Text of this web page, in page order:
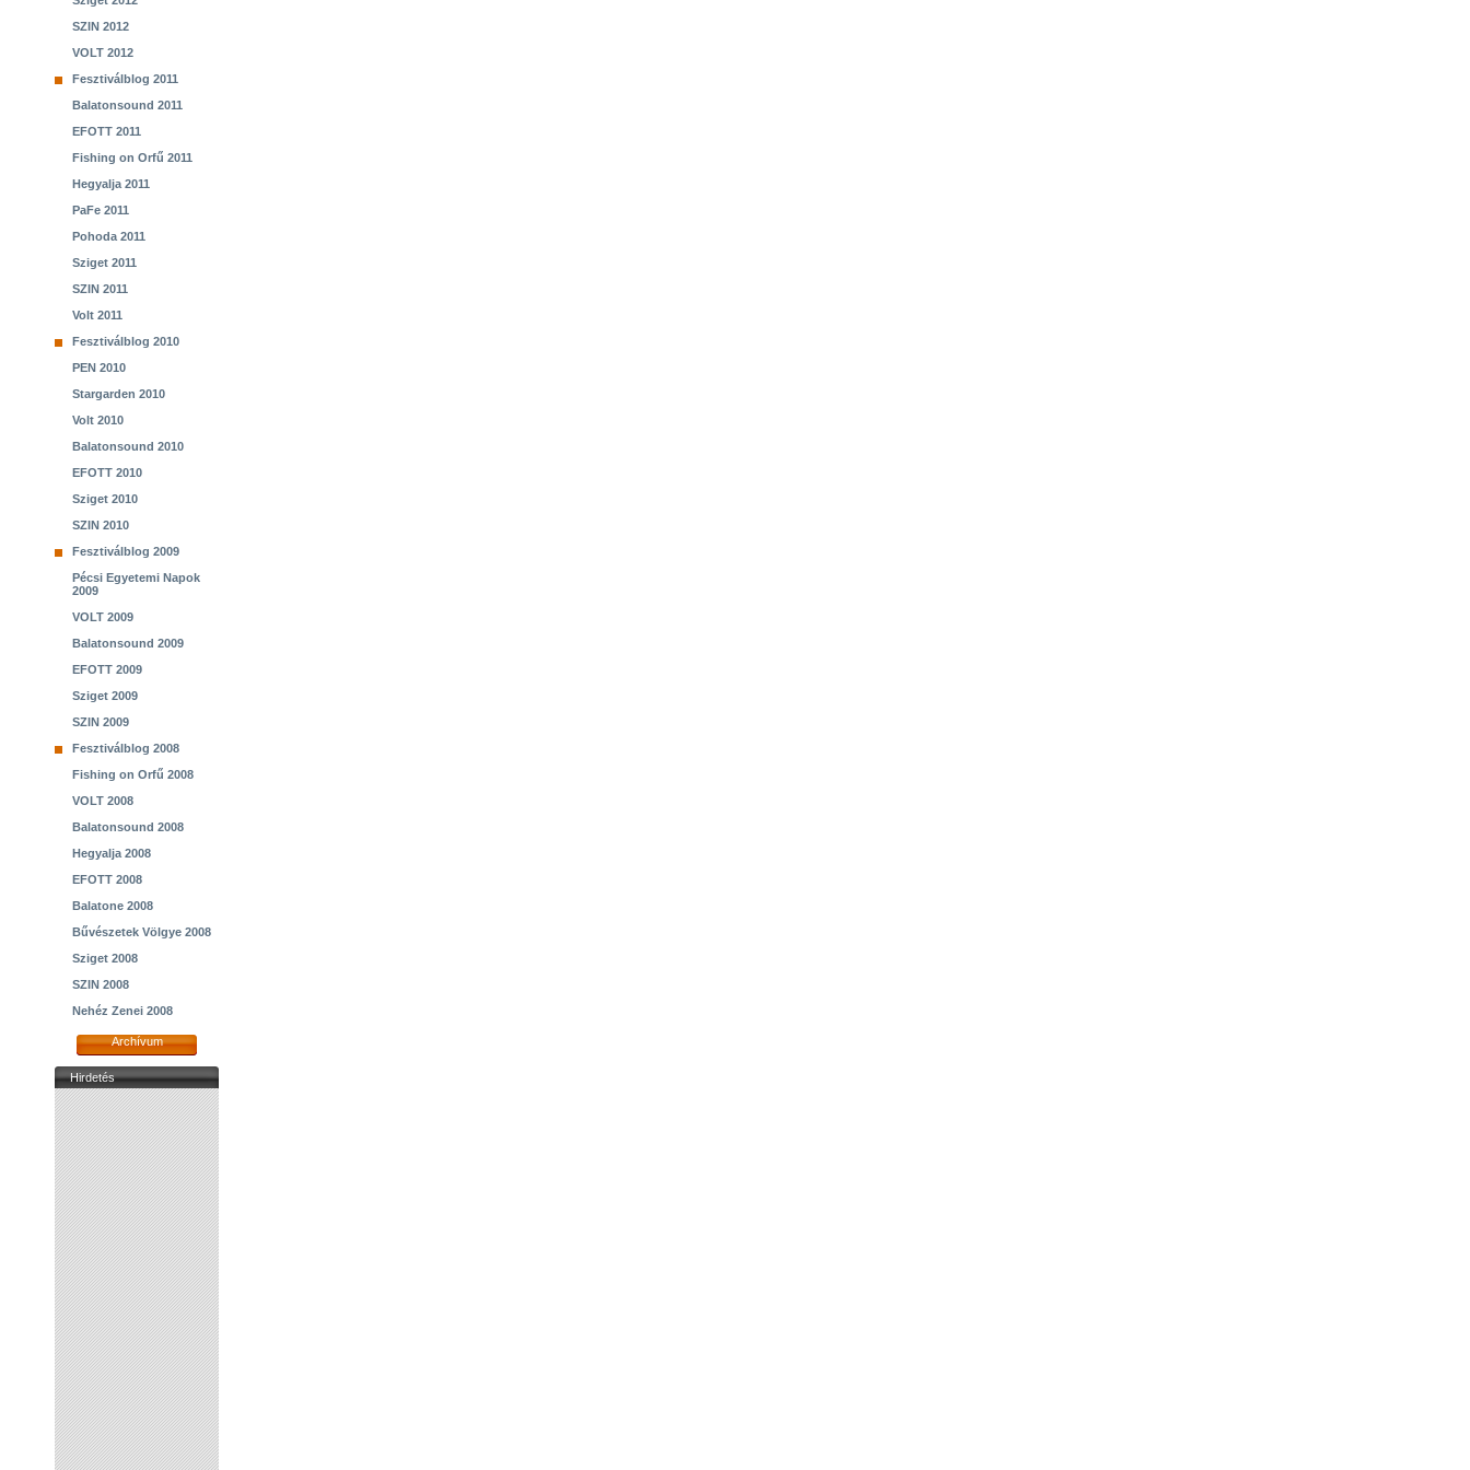
SZIN 2012
VOLT 2012
Fesztiválblog 2011
Balatonsound 2011
EFOTT 2011
Fishing on Orfű 2011
Hegyalja 2011
PaFe 2011
Pohoda 2011
Sziget 2011
SZIN 2011
Volt 2011
Fesztiválblog 2010
PEN 2010
Stargarden 2010
Volt 2010
Balatonsound 2010
EFOTT 2010
Sziget 2010
SZIN 2010
Fesztiválblog 2009
Pécsi Egyetemi Napok
2009
VOLT 2009
Balatonsound 2009
EFOTT 2009
Sziget 2009
SZIN 2009
Fesztiválblog 2008
Fishing on Orfű 2008
VOLT 2008
Balatonsound 2008
Hegyalja 2008
EFOTT 2008
Balatone 2008
Bűvészetek Völgye 2008
Sziget 2008
SZIN 2008
Nehéz Zenei 2008
Archívum
Hirdetés